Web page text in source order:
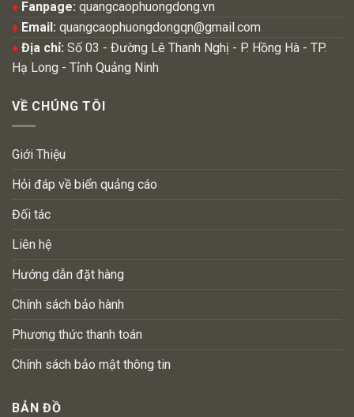
♦ Fanpage: quangcaophuongdong.vn
♦ Email: quangcaophuongdongqn@gmail.com
♦ Địa chỉ: Số 03 - Đường Lê Thanh Nghị - P. Hồng Hà - TP.
Hạ Long - Tỉnh Quảng Ninh
VỀ CHÚNG TÔI
Giới Thiệu
Hỏi đáp về biển quảng cáo
Đối tác
Liên hệ
Hướng dẫn đặt hàng
Chính sách bảo hành
Phương thức thanh toán
Chính sách bảo mật thông tin
BẢN ĐỒ